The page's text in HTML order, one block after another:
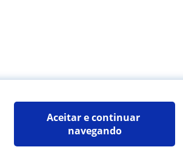
Aceitar e continuar
navegando
de alunos
Mapa do site:Professores